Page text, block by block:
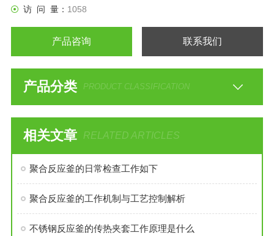
访 问 量： 1058
产品咨询 联系我们
产品分类 PRODUCT CLASSIFICATION
相关文章 RELATED ARTICLES
聚合反应釜的日常检查工作如下
聚合反应釜的工作机制与工艺控制解析
不锈钢反应釜的传热夹套工作原理是什么